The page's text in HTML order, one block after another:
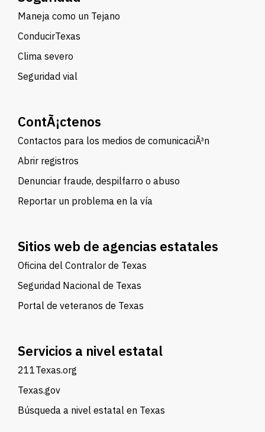
Maneja como un Tejano
ConducirTexas
Clima severo
Seguridad vial
ContÃ¡ctenos
Contactos para los medios de comunicaciÃ³n
Abrir registros
Denunciar fraude, despilfarro o abuso
Reportar un problema en la vía
Sitios web de agencias estatales
Oficina del Contralor de Texas
Seguridad Nacional de Texas
Portal de veteranos de Texas
Servicios a nivel estatal
211Texas.org
Texas.gov
Búsqueda a nivel estatal en Texas